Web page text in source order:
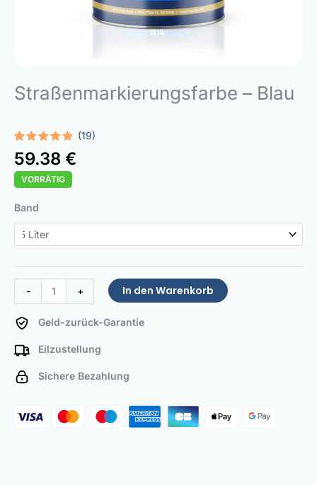
Straßenmarkierungsfarbe – Blau
Bewertet
mit5.00
von 5,
basierend
auf
19
(19)
59.38 €
VORRÄTIG
Band
-
Road
Paint
Blue
+ In den Warenkorb
Geld-zurück-Garantie
Eilzustellung
Sichere Bezahlung